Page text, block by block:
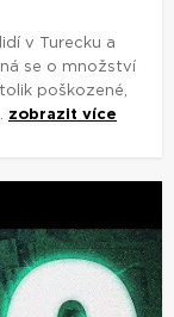
v Turecku a
se o množství
poškozené,
zobrazit více